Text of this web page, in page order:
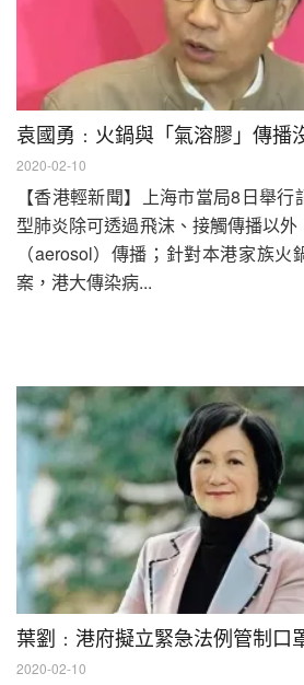
袁國勇﹕火鍋與「氣溶膠」傳播
2020-02-10
【香港輕新聞】上海市當局8日舉
型肺炎除可透過飛沫、接觸傳播以外
（aerosol）傳播；針對本港家族
案，港大傳染病...
葉劉﹕港府擬立緊急法例管制口
2020-02-10